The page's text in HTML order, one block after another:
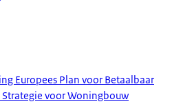
Europees Plan voor Betaalbaar
voor Woningbouw